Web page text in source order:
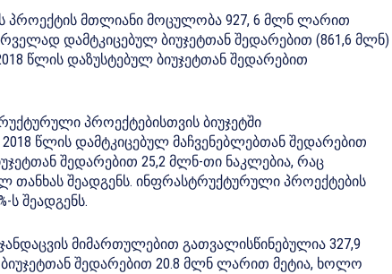
პროექტის მთლიანი მოცულობა 927, 6 მლნ ლარით
დამტკიცებულ ბიუჯეტთან შედარებით (861,6 მლნ)
წლის დაზუსტებულ ბიუჯეტთან შედარებით
პროექტებისთვის ბიუჯეტში
წლის დამტკიცებულ მაჩვენებლებთან შედარებით
შედარებით 25,2 მლნ-თი ნაკლებია, რაც
თანხას შეადგენს. ინფრასტრუქტურული პროექტების
ს შეადგენს.
მიმართულებით გათვალისწინებულია 327,9
შედარებით 20.8 მლნ ლარით მეტია, ხოლო